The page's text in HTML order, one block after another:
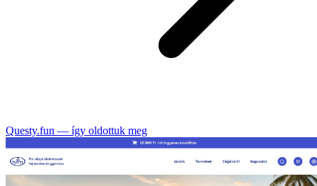
Questy.fun — így oldottuk meg